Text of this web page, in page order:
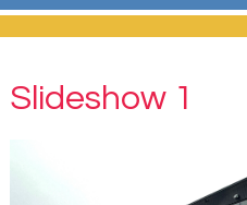
Slideshow 1